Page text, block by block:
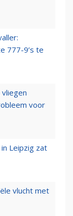
777-9’s te
voor
Leipzig zat
vlucht met